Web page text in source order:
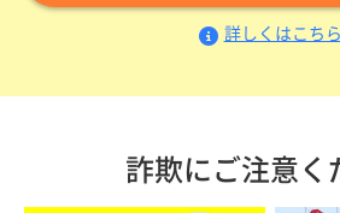
詳しくはこちら
詐欺にご注意く